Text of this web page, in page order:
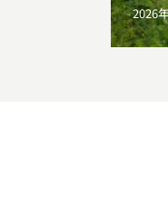
2026